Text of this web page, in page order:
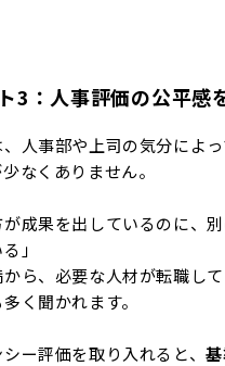
3：人事評価の公平感
人事部や上司の気分によ
なくありません。
が成果を出しているのに、
」
から、必要な人材が転職し
く聞かれます。
ー評価を取り入れると、